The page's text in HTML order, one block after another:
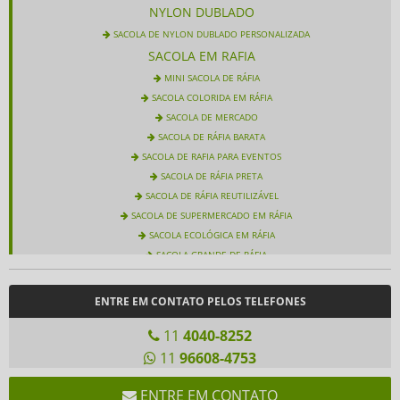
NYLON DUBLADO
SACOLA DE NYLON DUBLADO PERSONALIZADA
SACOLA EM RAFIA
MINI SACOLA DE RÁFIA
SACOLA COLORIDA EM RÁFIA
SACOLA DE MERCADO
SACOLA DE RÁFIA BARATA
SACOLA DE RAFIA PARA EVENTOS
SACOLA DE RÁFIA PRETA
SACOLA DE RÁFIA REUTILIZÁVEL
SACOLA DE SUPERMERCADO EM RÁFIA
SACOLA ECOLÓGICA EM RÁFIA
SACOLA GRANDE DE RÁFIA
SACOLA IMPRESSÃO DIGITAL
SACOLA PERSONALIZADA DE RÁFIA
SACOLA RESISTENTE EM RÁFIA
SACOLA EM TNT METALIZADO
ENTRE EM CONTATO PELOS TELEFONES
11 4040-8252
11 96608-4753
ENTRE EM CONTATO